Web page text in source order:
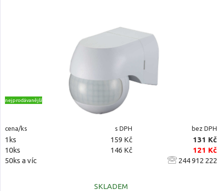
nejprodávanější
cena/ks s DPH bez DPH
1ks 159 Kč
131 Kč
10ks
146 Kč
121 Kč
50ks a víc
244 912 222
SKLADEM